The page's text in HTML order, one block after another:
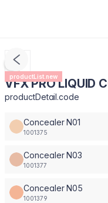
productList.new
VFX PRO LIQUID
productDetail.code
Concealer N01
1001375
Concealer N03
1001377
Concealer N05
1001379